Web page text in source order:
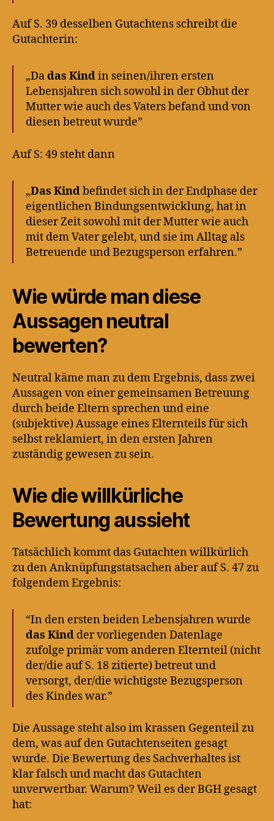
Auf S. 39 desselben Gutachtens schreibt die
Gutachterin:
„Dadas Kindin seinen/ihren ersten
Lebensjahren sich sowohl in der Obhut der
Mutter wie auch des Vaters befand und von
diesen betreut wurde”
Auf S: 49 steht dann
„Das Kindbefindet sich in der Endphase der
eigentlichen Bindungsentwicklung, hat in
dieser Zeit sowohl mit der Mutter wie auch
mit dem Vater gelebt, und sie im Alltag als
Betreuende und Bezugsperson erfahren.”
Wie würde man diese
Aussagen neutral
bewerten?
Neutral käme man zu dem Ergebnis, dass zwei
Aussagen von einer gemeinsamen Betreuung
durch beide Eltern sprechen und eine
(subjektive) Aussage eines Elternteils für sich
selbst reklamiert, in den ersten Jahren
zuständig gewesen zu sein.
Wie die willkürliche
Bewertung aussieht
Tatsächlich kommt das Gutachten willkürlich
zu den Anknüpfungstatsachen aber auf S. 47 zu
folgendem Ergebnis:
“In den ersten beiden Lebensjahren wurde
das Kind der vorliegenden Datenlage
zufolge primär vom anderen Elternteil (nicht
der/die auf S. 18 zitierte) betreut und
versorgt, der/die wichtigste Bezugsperson
des Kindes war.”
Die Aussage steht also im krassen Gegenteil zu
dem, was auf den Gutachtenseiten gesagt
wurde. Die Bewertung des Sachverhaltes ist
klar falsch und macht das Gutachten
unverwertbar. Warum? Weil es der BGH gesagt
hat: